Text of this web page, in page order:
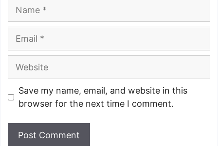
Website
Save my name, email, and website in this
browser for the next time I comment.